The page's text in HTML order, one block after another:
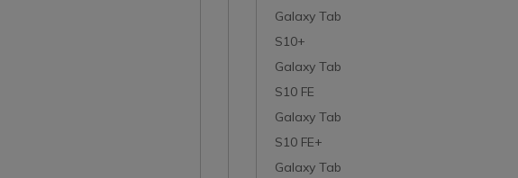
Galaxy Tab
S10+
Galaxy Tab
S10 FE
Galaxy Tab
S10 FE+
Galaxy Tab